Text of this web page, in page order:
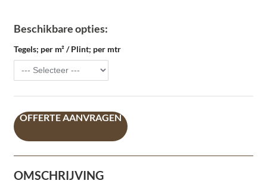
Beschikbare opties:
Tegels; per m² / Plint; per mtr
OFFERTE AANVRAGEN
OMSCHRIJVING